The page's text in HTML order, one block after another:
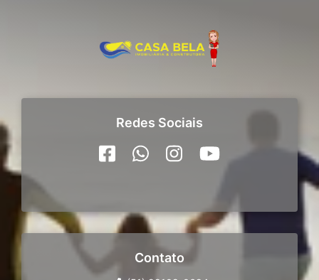
Redes Sociais
Contato